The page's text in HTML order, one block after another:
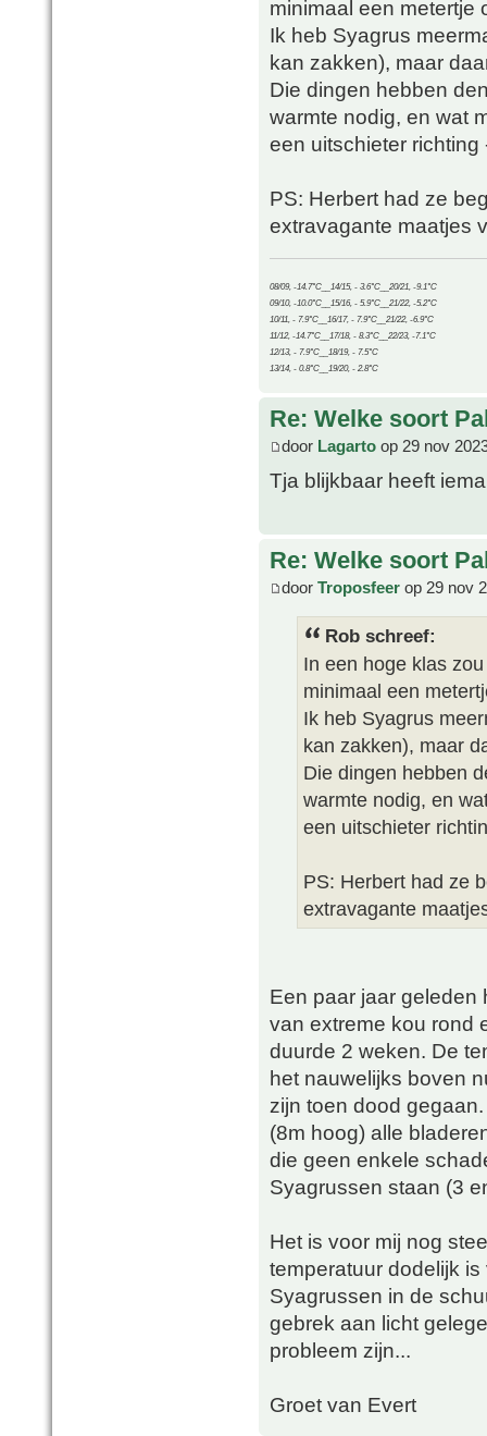
minimaal een metertje
Ik heb Syagrus
kan zakken), maar
Die dingen hebben
warmte nodig, en wat
een uitschieter
PS: Herbert had ze
extravagante maatjes
08/09, -14.7°C__14/15, - 3.6°C__20/21, -9.1°C
09/10, -10.0°C__15/16, - 5.9°C__21/22, -5.2°C
10/11, - 7.9°C__16/17, - 7.9°C__21/22, -6.9°C
11/12, -14.7°C__17/18, - 8.3°C__22/23, -7.1°C
12/13, - 7.9°C__18/19, - 7.5°C
13/14, - 0.8°C__19/20, - 2.8°C
Re: Welke soort
door Lagarto op 29 nov
Tja blijkbaar heeft
Re: Welke soort
door Troposfeer op 29 nov
Rob schreef:
In een hoge klas
minimaal een
Ik heb Syagrus
kan zakken), maar
Die dingen hebben
warmte nodig, en
een uitschieter
PS: Herbert had ze
extravagante
Een paar jaar geleden
van extreme kou rond
duurde 2 weken. De
het nauwelijks boven
zijn toen dood
(8m hoog) alle
die geen enkele
Syagrussen staan (3
Het is voor mij nog
temperatuur dodelijk
Syagrussen in de
gebrek aan licht
probleem zijn...
Groet van Evert